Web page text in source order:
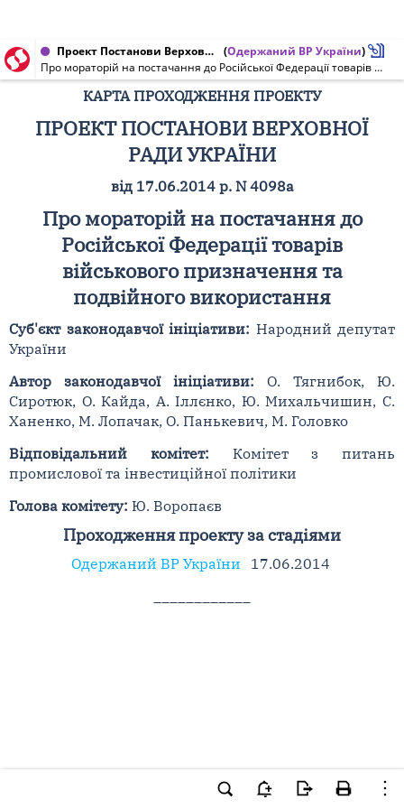
Проект Постанови Верховної Ради України від 17.06.2014 № 4098а (Одержаний ВР України)
Про мораторій на постачання до Російської Федерації товарів військового призначення та подвійного використання